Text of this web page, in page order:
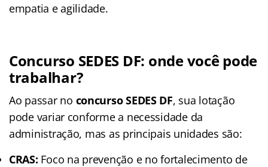
empatia e agilidade.
Concurso SEDES DF: onde você pode
trabalhar?
Ao passar no concurso SEDES DF, sua lotação
pode variar conforme a necessidade da
administração, mas as principais unidades são:
CRAS: Foco na prevenção e no fortalecimento de